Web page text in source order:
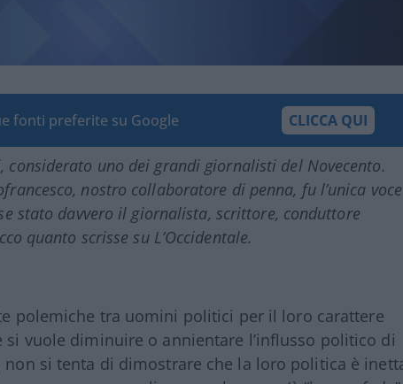
fonti preferite su Google CLICCA QUI
considerato uno dei grandi giornalisti del Novecento.
nostro collaboratore di penna, fu l’unica voce
stato davvero il giornalista, scrittore, conduttore
quanto scrisse su L’Occidentale.
polemiche tra uomini politici per il loro carattere
vuole diminuire o annientare l’influsso politico di
si tenta di dimostrare che la loro politica è